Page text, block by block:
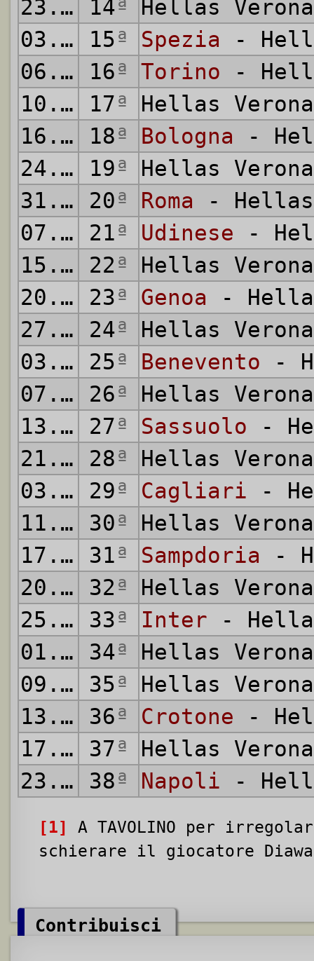
23.12.2020 14ª
Hellas
03.01.2021
15ª Spezia -
06.01.2021
16ª Torino -
10.01.2021
17ª
Hellas
16.01.2021
18ª Bologna -
24.01.2021
19ª
Hellas
31.01.2021
20ª Roma - Hellas
07.02.2021
21ª Udinese -
15.02.2021
22ª
Hellas
20.02.2021
23ª Genoa -
27.02.2021
24ª
Hellas
03.03.2021
25ª Benevento -
07.03.2021
26ª
Hellas
13.03.2021
27ª Sassuolo -
21.03.2021
28ª
Hellas
03.04.2021
29ª Cagliari -
11.04.2021
30ª
Hellas
17.04.2021
31ª Sampdoria -
20.04.2021
32ª
Hellas
25.04.2021
33ª Inter -
01.05.2021
34ª
Hellas
09.05.2021
35ª
Hellas
13.05.2021
36ª Crotone -
17.05.2021
37ª
Hellas
23.05.2021
38ª Napoli -
[1]
A TAVOLINO per
schierare il giocatore
Contribuisci